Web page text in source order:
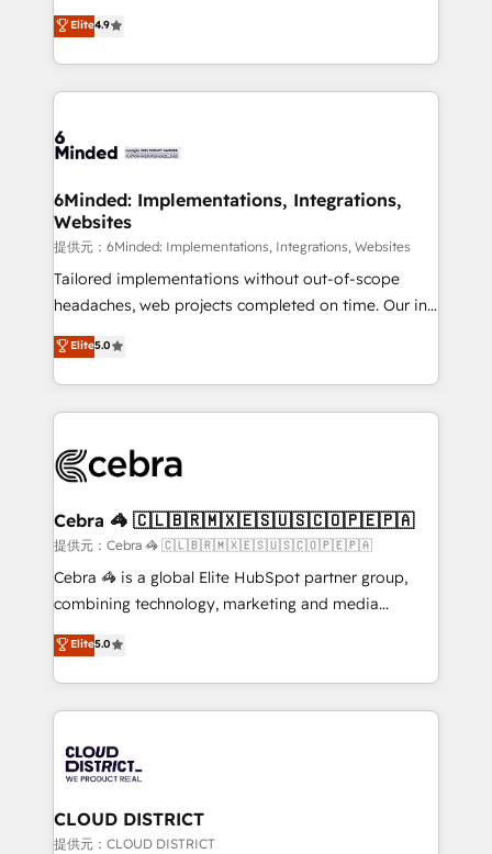
all in this together! From startup to enterprise, we’ll
make sure your HubSpot setup becomes a
powerhouse of productivity, so you can focus on
what matters most: growing your business and
smarter for you!
healthcare, real estate, and other industries. With
150+ HubSpot-certified experts, we deliver scalable
solutions to complex GTM and RevOps challenges.
Our Expertise 🔹 Onboarding & Implementation:
tailored to your GTM motion. 🔹 Migrations:
from other CRMs to HubSpot without data loss or
downtime. 🔹 RevOps Strategy: Align teams,
processes, and data to drive revenue efficiency. 🔹
Integrations: Connect HubSpot with your tech stack
for better adoption. 🔹 Custom Solutions: Build
SOC 2 Type II and ISO 27001 certified, reinforcing
our commitment to data security and compliance. At
Elite4.9
6Minded: Implementations, Integrations,
Websites
提供元：6Minded: Implementations, Integrations, Websites
Tailored implementations without out-of-scope
headaches, web projects completed on time. Our in-
house team of certified CRM architects, experts,
developers, designers, and marketers handles all
aspects of your HubSpot. ✨ 400+ global clients ✨
100+ seamless migrations from 15+ different CRMs
implementations, and 5,000+ pages ✨ CS: Clients
CS: 245% organic growth & +751% new visitors for a
full-funnel HubSpot project ✨ CS: 415% conversion
boost with a new HubSpot site Recognized leaders:
🏆 HubSpot Platform Migration Impact Award 🏆
Inbound Campaign of the Year 🏆 Gold AVA Digital
Award for Best Website 🌟 Accreditations: CRM
Elite5.0
Cebra 🦓 🇨🇱🇧🇷🇲🇽🇪🇸🇺🇸🇨🇴🇵🇪🇵🇦
提供元：Cebra 🦓 🇨🇱🇧🇷🇲🇽🇪🇸🇺🇸🇨🇴🇵🇪🇵🇦
Cebra 🦓 is a global Elite HubSpot partner group,
combining technology, marketing and media
expertise across Latin America and Southern
Europe, with teams across 7 countries. Born in Chile,
we combine local insight with international reach to
help businesses grow through technology, creativity,
500+ HubSpot implementations, building end-to-
end solutions that integrate CRM, AI automation,
inbound and loop marketing, content, and digital
creativity. Our multicultural team works in Spanish,
Elite5.0
CLOUD DISTRICT
提供元：CLOUD DISTRICT